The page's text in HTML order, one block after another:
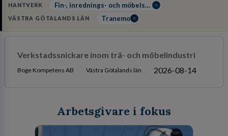
HANTVERK Fin-, inrednings- och möbelsnickare
VÄSTRA GÖTALANDS LÄN Tranemo
Verkstadssnickare inom trä- och möbelindustri
Boge Kompetens AB Västra Götalands län 2026-08-14
Arbetsgivare i fokus